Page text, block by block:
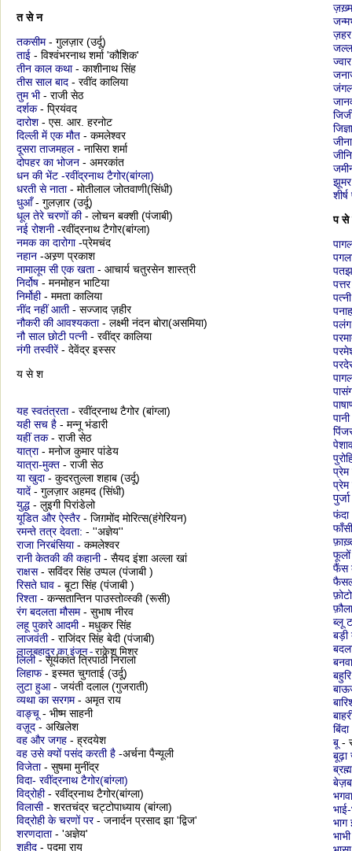
त से न
तकसीम- गुलज़ार (उर्दू)
ताई - विश्वंभरनाथ शर्मा 'कौशिक'
तीन काल कथा- काशीनाथ सिंह
तीस साल बाद - रवींद कालिया
तुम भी- राजी सेठ
दर्शक- प्रियंवद
दारोश- एस. आर. हरनोट
दिल्ली में एक मौत - कमलेश्वर
दूसरा ताजमहल- नासिरा शर्मा
दोपहर का भोजन - अमरकांत
धन की भेंट -रवींद्रनाथ टैगोर(बांग्ला)
धरती से नाता- मोतीलाल जोतवाणी(सिंधी)
धुआँ- गुलज़ार (उर्दू)
धूल तेरे चरणों की- लोचन बक्शी (पंजाबी)
नई रोशनी-रवींद्रनाथ टैगोर(बांग्ला)
नमक का दारोगा-प्रेमचंद
नहान -अस्र्ण प्रकाश
नामालूम सी एक खता- आचार्य चतुरसेन शास्त्री
निर्दोष - मनमोहन भाटिया
निर्मोही- ममता कालिया
नींद नहीं आती- सज्जाद ज़हीर
नौकरी की आवश्यकता- लक्ष्मी नंदन बोरा(असमिया)
नौ साल छोटी पत्नी- रवींद्र कालिया
नंगी तस्वीरें- देवेंद्र इस्सर
य से श
यह स्वतंत्रता- रवींद्रनाथ टैगोर (बांग्ला)
यही सच है - मन्नू भंडारी
यहीं तक- राजी सेठ
यात्रा- मनोज कुमार पांडेय
यात्रा-मुक्त - राजी सेठ
या खुदा- कुदरतुल्ला शहाब (उर्दू)
यादें - गुलज़ार अहमद (सिंधी)
युद्ध - लुइगी पिरांडेलो
यूडित और ऐस्तैर- जिग़मोंद मोरित्स(हंगेरियन)
रमन्ते तत्र देवता: - ''अज्ञेय''
राजा निरबंसिया- कमलेश्वर
रानी केतकी की कहानी- सैयद इंशा अल्ला खां
राक्षस- सविंदर सिंह उप्पल (पंजाबी )
रिसते घाव - बूटा सिंह (पंजाबी )
रिश्ता- कन्सतान्तिन पाउस्तोव्स्की (रूसी)
रंग बदलता मौसम- सुभाष नीरव
लहू पुकारे आदमी- मधुकर सिंह
लाजवंती- राजिंदर सिंह बेदी (पंजाबी)
लालबहादुर का इंजन-राकेश मिश्र
लिली- सूर्यकांत त्रिपाठी निराला
लिहाफ- इस्मत चुगताई (उर्दू)
लुटा हुआ- जयंती दलाल (गुजराती)
व्यथा का सरगम- अमृत राय
वाङ्चू - भीष्म साहनी
वज़ूद - अखिलेश
वह और जगह - ह्रदयेश
वह उसे क्यों पसंद करती है -अर्चना पैन्यूली
विजेता- सुषमा मुनींद्र
विदा- रवींद्रनाथ टैगोर(बांग्ला)
विद्रोही- रवींद्रनाथ टैगोर(बांग्ला)
विलासी- शरतचंद्र चट्टोपाध्याय (बांग्ला)
विद्रोही के चरणों पर- जनार्दन प्रसाद झा 'द्विज'
शरणदाता- 'अज्ञेय'
शहीद - पद्मा राय
ज्वार
झूमर
प से
पलंग
प्रेम
पुर्जा
फंदा
फूलों
फैंस
ब्लू
बड़ी
बिंदा
बू -
बूढ़ा
भाग
भाभी